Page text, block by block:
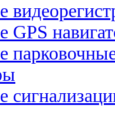
GPS